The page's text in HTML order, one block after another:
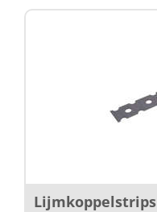
Lijmkoppelstrips